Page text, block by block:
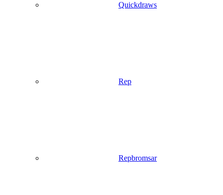
Quickdraws
Rep
Repbromsar